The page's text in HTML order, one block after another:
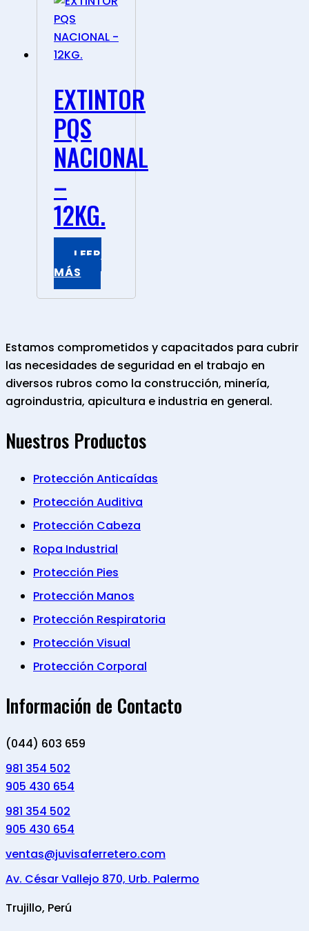
EXTINTOR
PQS
NACIONAL
–
12KG.
LEER
MÁS
Estamos comprometidos y capacitados para cubrir
las necesidades de seguridad en el trabajo en
diversos rubros como la construcción, minería,
agroindustria, apicultura e industria en general.
Nuestros Productos
Protección Anticaídas
Protección Auditiva
Protección Cabeza
Ropa Industrial
Protección Pies
Protección Manos
Protección Respiratoria
Protección Visual
Protección Corporal
Información de Contacto
(044) 603 659
981 354 502
905 430 654
981 354 502
905 430 654
ventas@juvisaferretero.com
Av. César Vallejo 870, Urb. Palermo
Trujillo, Perú